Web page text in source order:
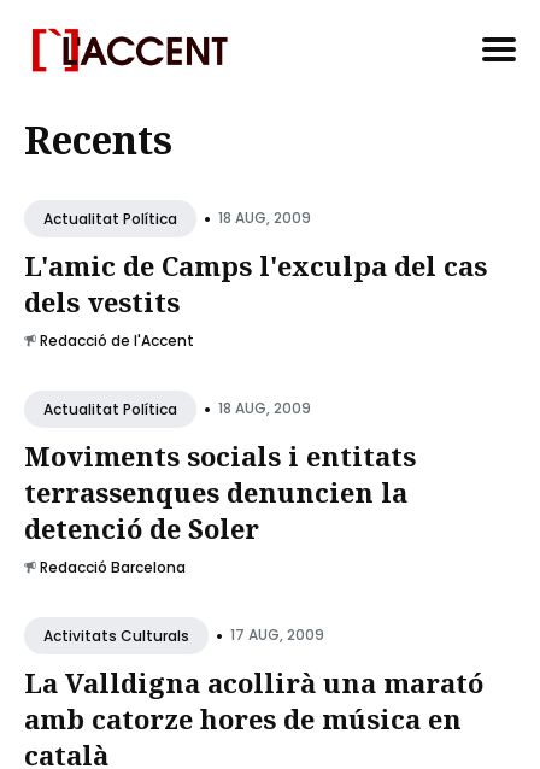
for
Recents
Actualitat Política • 18 AUG, 2009
L'amic de Camps l'exculpa del cas
dels vestits
Redacció de l'Accent
Actualitat Política • 18 AUG, 2009
Moviments socials i entitats
terrassenques denuncien la
detenció de Soler
Redacció Barcelona
Activitats Culturals • 17 AUG, 2009
La Valldigna acollirà una marató
amb catorze hores de música en
català